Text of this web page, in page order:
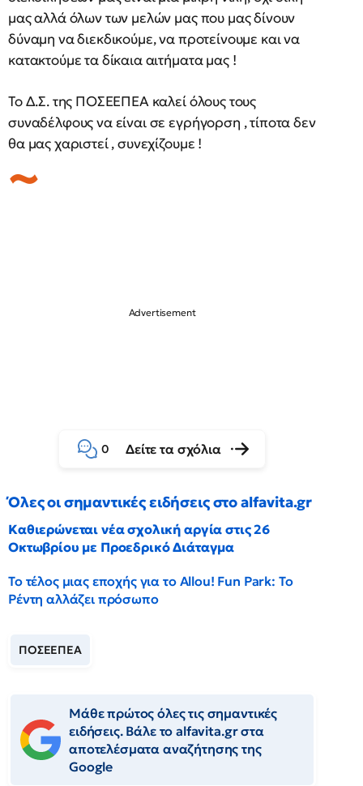
μας αλλά όλων των μελών μας που μας δίνουν
δύναμη να διεκδικούμε, να προτείνουμε και να
κατακτούμε τα δίκαια αιτήματα μας !
Το Δ.Σ. της ΠΟΣΕΕΠΕΑ καλεί όλους τους
συναδέλφους να είναι σε εγρήγορση , τίποτα δεν
θα μας χαριστεί , συνεχίζουμε !
0 Δείτε τα σχόλια
Όλες οι σημαντικές ειδήσεις στο alfavita.gr
Καθιερώνεται νέα σχολική αργία στις 26
Οκτωβρίου με Προεδρικό Διάταγμα
Το τέλος μιας εποχής για το Allou! Fun Park: Το
Ρέντη αλλάζει πρόσωπο
ΠΟΣΕΕΠΕΑ
Μάθε πρώτος όλες τις σημαντικές
ειδήσεις. Βάλε το alfavita.gr στα
αποτελέσματα αναζήτησης της
Google